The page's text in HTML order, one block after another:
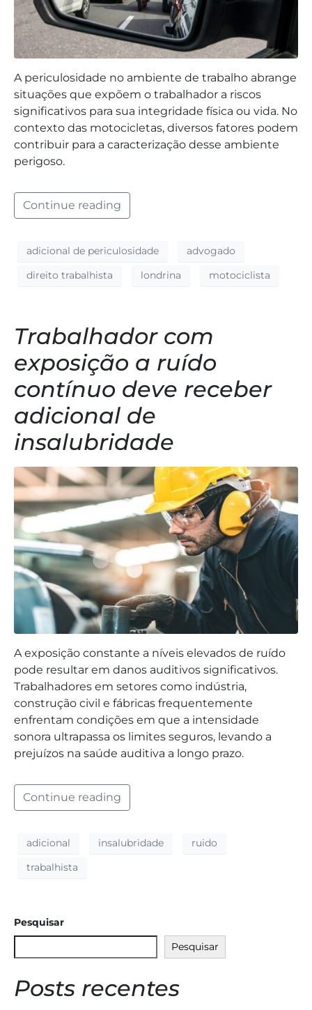
A periculosidade no ambiente de trabalho abrange
situações que expõem o trabalhador a riscos
significativos para sua integridade física ou vida. No
contexto das motocicletas, diversos fatores podem
contribuir para a caracterização desse ambiente
perigoso.
Continue reading
adicional de periculosidade
advogado
direito trabalhista
londrina motociclista
Trabalhador com
exposição a ruído
contínuo deve receber
adicional de
insalubridade
A exposição constante a níveis elevados de ruído
pode resultar em danos auditivos significativos.
Trabalhadores em setores como indústria,
construção civil e fábricas frequentemente
enfrentam condições em que a intensidade
sonora ultrapassa os limites seguros, levando a
prejuízos na saúde auditiva a longo prazo.
Continue reading
adicional insalubridade
ruido
trabalhista
Pesquisar
Pesquisar
Posts recentes